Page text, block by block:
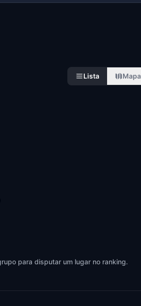
Lista Mapa
para disputar um lugar no ranking.